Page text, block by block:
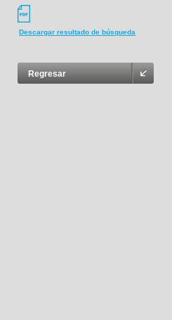
Descargar resultado de búsqueda
Regresar